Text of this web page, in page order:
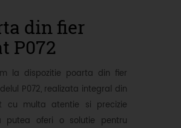
din fier
P072
la dispozitie poarta din fier
P072, realizata integral din
cu multa atentie si precizie
putea oferi o solutie pentru